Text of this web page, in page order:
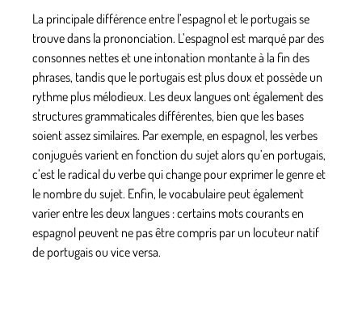
La principale différence entre l’espagnol et le portugais se
trouve dans la prononciation. L’espagnol est marqué par des
consonnes nettes et une intonation montanteà la fin des
phrases, tandis que le portugais est plus doux et possède un
rythme plus mélodieux. Les deux langues ont également des
structures grammaticales différentes, bien que les bases
soient assez similaires. Par exemple, en espagnol, les verbes
conjugués varient en fonction du sujet alors qu’en portugais,
c’est le radical du verbequi change pour exprimer le genre et
le nombre du sujet. Enfin, le vocabulaire peut également
varier entre les deux langues : certains mots courants en
espagnol peuvent ne pas être compris par un locuteur natif
de portugais ou vice versa.